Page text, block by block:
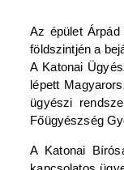
Az épület
földszintjén a
A Katonai
lépett
ügyészi
Főügyészség
A Katonai